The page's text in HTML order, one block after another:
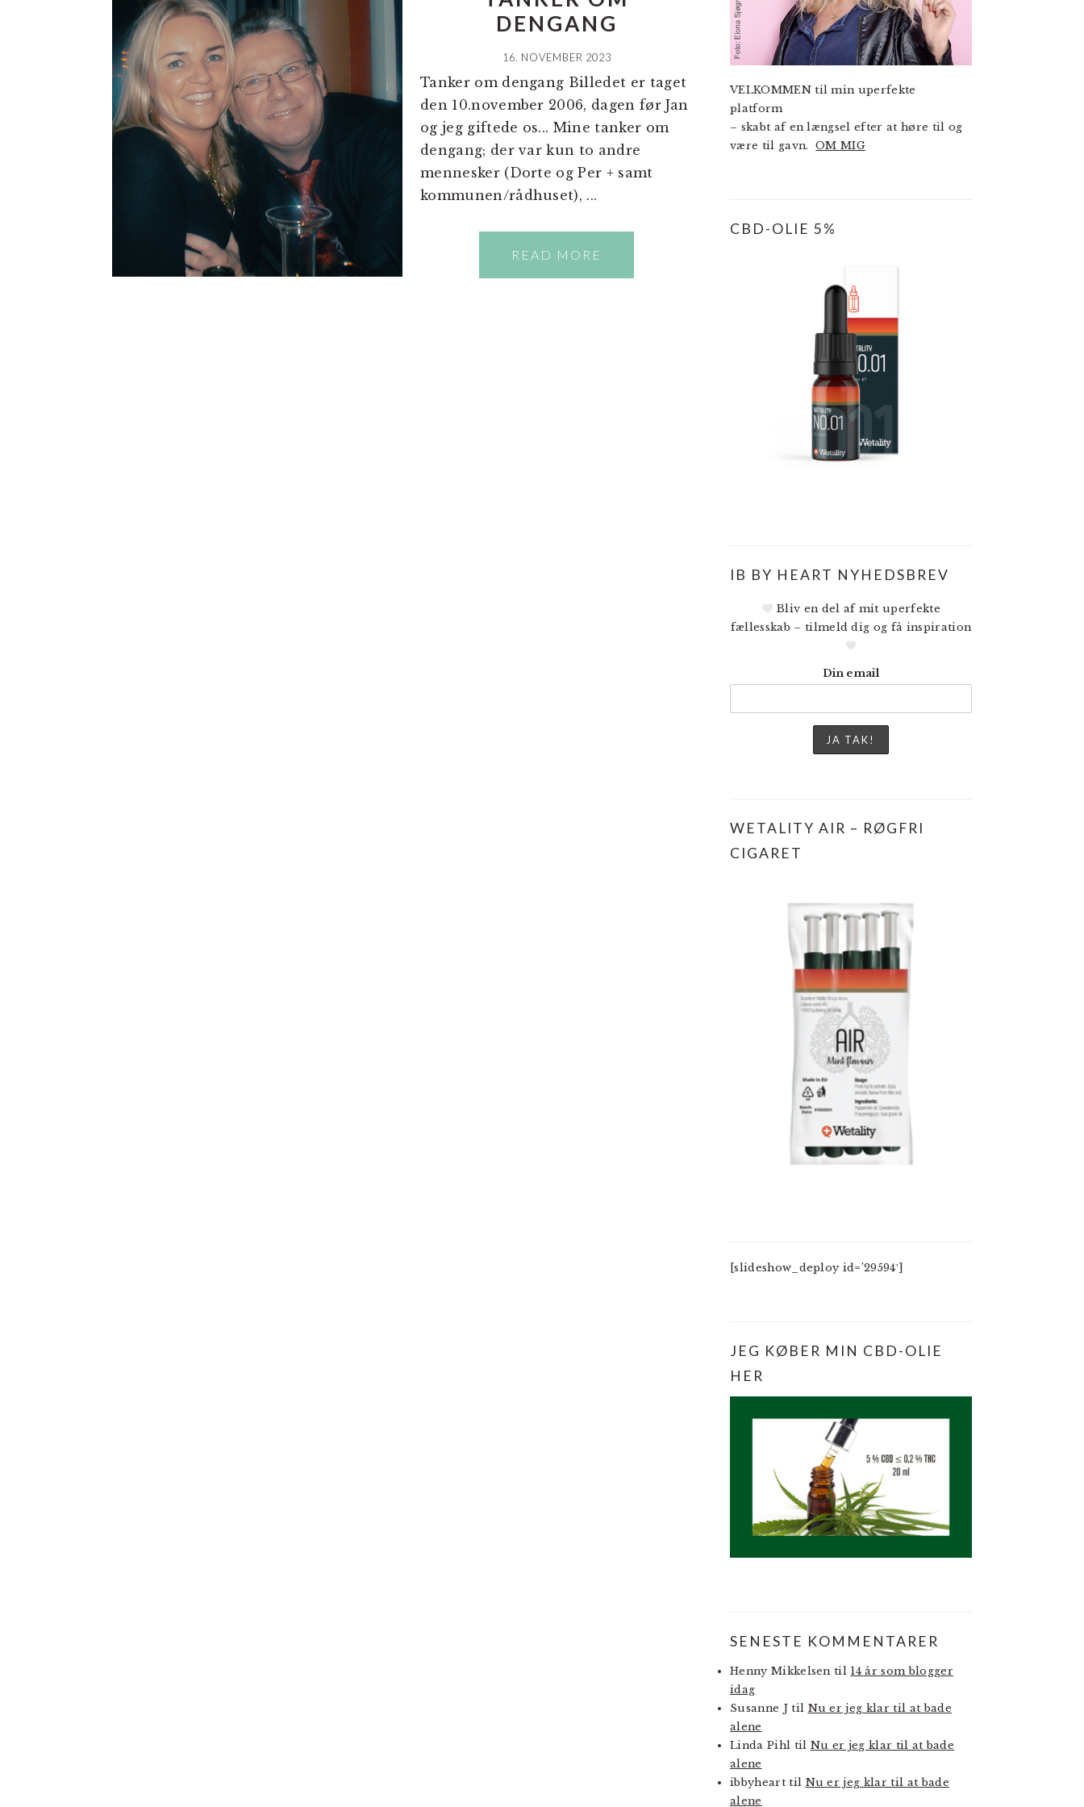
DENGANG
16. NOVEMBER 2023
Tanker om dengang Billedet er taget
den 10.november 2006, dagen før Jan
og jeg giftede os... Mine tanker om
dengang; der var kun to andre
mennesker (Dorte og Per + samt
kommunen/rådhuset), ...
READ MORE
VELKOMMEN til min uperfekte
platform
– skabt af en længsel efter at høre til og
være til gavn.OM MIG
CBD-OLIE 5%
IB BY HEART NYHEDSBREV
Bliv en del af mit uperfekte
fællesskab – tilmeld dig og få inspiration
Din email
WETALITY AIR – RØGFRI
CIGARET
[slideshow_deploy id=’29594′]
JEG KØBER MIN CBD-OLIE
HER
SENESTE KOMMENTARER
Henny Mikkelsen til 14 år som blogger
idag
Susanne Jtil Nu er jeg klar til at bade
alene
Linda Pihl til Nu er jeg klar til at bade
alene
ibbyhearttil Nu er jeg klar til at bade
alene